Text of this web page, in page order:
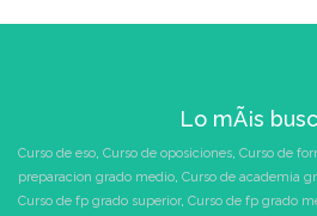
Lo mÃ¡s
Curso de eso, Curso de oposiciones, Curso de
preparacion grado medio, Curso de academia
Curso de fp grado superior, Curso de fp grado